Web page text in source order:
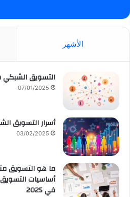
الأشهر
التسويق الشبكي في 2025:
07/01/2025
أسرار التسويق
03/02/2025
ما هو التسويق
في 2025